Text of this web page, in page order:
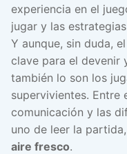
experiencia en el
jugar y las
Y aunque, sin duda,
clave para el devenir
también lo son los
supervivientes. Entre
comunicación y las
uno de leer la
aire fresco.